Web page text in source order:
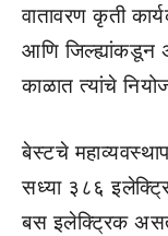
वातावरण कृती
आणि जिल्ह्यांकडून
काळात त्यांचे
बेस्टचे
सध्या ३८६
बस इलेक्ट्रिक